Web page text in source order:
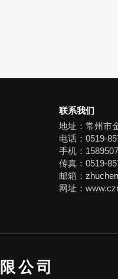
公司
联系我们
地址：常州市
电话：0519-
手机：
传真：0519-
邮箱：
网址：